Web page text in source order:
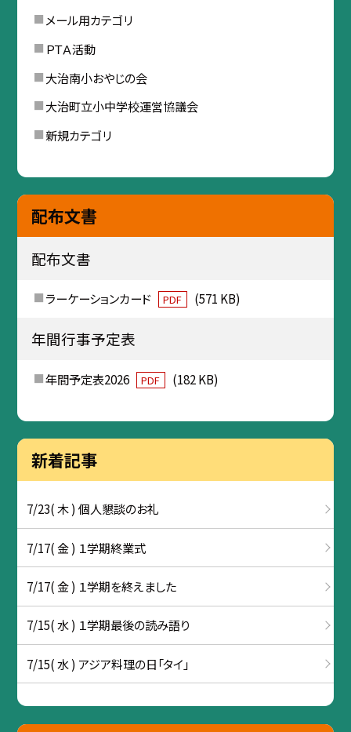
メール用カテゴリ
ＰＴＡ活動
大治南小おやじの会
大治町立小中学校運営協議会
新規カテゴリ
配布文書
配布文書
ラーケーションカード PDF (571 KB)
年間行事予定表
年間予定表2026 PDF (182 KB)
新着記事
7/23( 木 ) 個人懇談のお礼
7/17( 金 ) １学期終業式
7/17( 金 ) １学期を終えました
7/15( 水 ) １学期最後の読み語り
7/15( 水 ) アジア料理の日「タイ」